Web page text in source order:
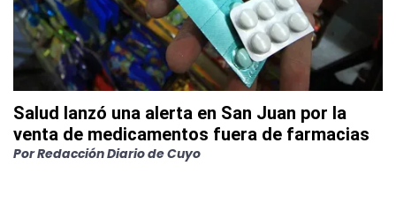
Salud lanzó una alerta en San Juan por la
venta de medicamentos fuera de farmacias
PorRedacción Diario de Cuyo